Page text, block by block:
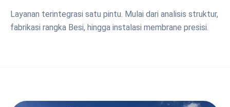
Layanan terintegrasi satu pintu. Mulai dari analisis struktur,
fabrikasi rangka Besi, hingga instalasi membrane presisi.